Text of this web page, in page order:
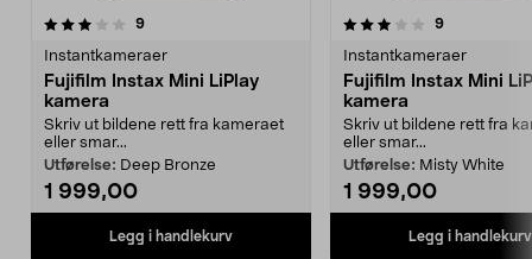
9anmeldelser
Instantkameraer
Fujifilm Instax Mini LiPlay
kamera
Skriv ut bildene rett fra kameraet
eller smar...
Utførelse: Deep Bronze
1 999,00
Legg i handlekurv
3.0av 5 stjerner 9anmeldelser
Instantkameraer
Fujifilm Instax Mini
kamera
Skriv ut bildene rett fra
eller smar...
Utførelse: Misty White
1 999,00
Legg i handlekurv
3.0av 5 stjerner